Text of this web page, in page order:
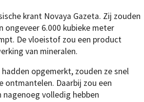
krant Novaya Gazeta. Zij zouden
ongeveer 6.000 kubieke meter
De vloeistof zou een product
van mineralen.
opgemerkt, zouden ze snel
Daarbij zou een
volledig hebben